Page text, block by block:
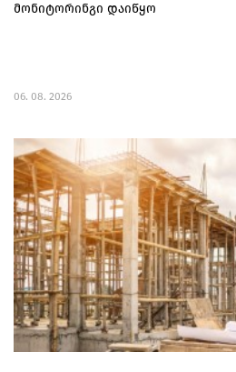
მონიტორინგი დაიწყო
06. 08. 2026